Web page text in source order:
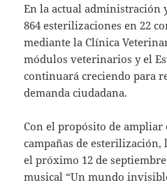
En la actual administración
864 esterilizaciones en 22
mediante la Clínica
módulos veterinarios y el
continuará creciendo para
demanda ciudadana.
Con el propósito de ampliar
campañas de esterilización,
el próximo 12 de
musical “Un mundo